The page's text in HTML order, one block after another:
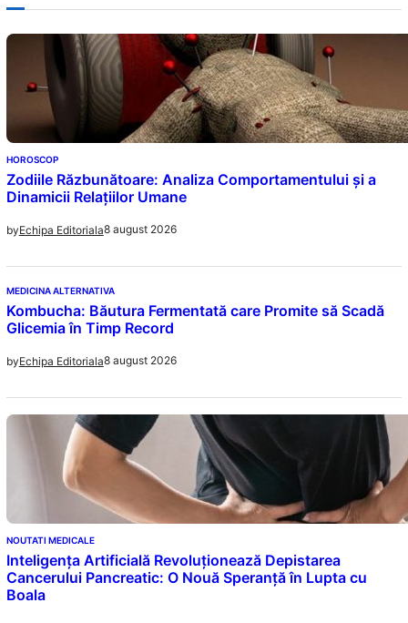
HOROSCOP
Zodiile Răzbunătoare: Analiza Comportamentului și a
Dinamicii Relațiilor Umane
byEchipa Editoriala8 august 2026
MEDICINA ALTERNATIVA
Kombucha: Băutura Fermentată care Promite să Scadă
Glicemia în Timp Record
byEchipa Editoriala8 august 2026
NOUTATI MEDICALE
Inteligența Artificială Revoluționează Depistarea
Cancerului Pancreatic: O Nouă Speranță în Lupta cu
Boala